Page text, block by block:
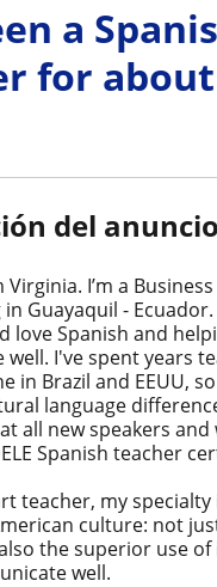
a
for
del anuncio
Virginia. I’m a
Guayaquil -
love Spanish and
I've spent years
in Brazil and EEUU,
language
all new speakers
Spanish teacher
teacher, my specialty
culture: not
the superior use of
well.